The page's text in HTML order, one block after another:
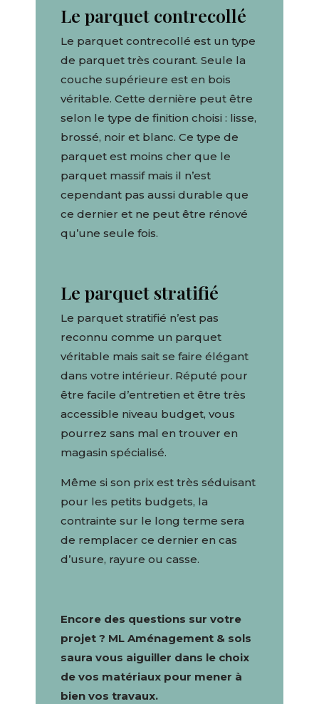
Le parquet contrecollé
Le parquet contrecollé est un type
de parquet très courant. Seule la
couche supérieure est en bois
véritable. Cette dernière peut être
selon le type de finition choisi : lisse,
brossé, noir et blanc. Ce type de
parquet est moins cher que le
parquet massif mais il n’est
cependant pas aussi durable que
ce dernier et ne peut être rénové
qu’une seule fois.
Le parquet stratifié
Le parquet stratifié n’est pas
reconnu comme un parquet
véritable mais sait se faire élégant
dans votre intérieur. Réputé pour
être facile d’entretien et être très
accessible niveau budget, vous
pourrez sans mal en trouver en
magasin spécialisé.
Même si son prix est très séduisant
pour les petits budgets, la
contrainte sur le long terme sera
de remplacer ce dernier en cas
d’usure, rayure ou casse.
Encore des questions sur votre
projet ? ML Aménagement & sols
saura vous aiguiller dans le choix
de vos matériaux pour mener à
bien vos travaux.